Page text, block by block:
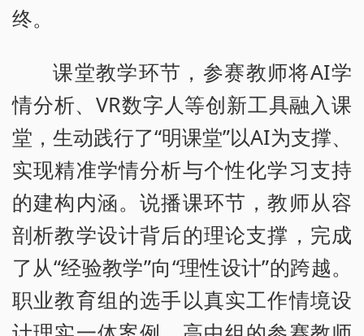
终。
课堂教学环节，参赛教师将AI学
情分析、VR数字人等创新工具融入课
堂，生动践行了“明课堂”以AI为支撑、
实现精准学情分析与个性化学习支持
的建构内涵。说播课环节，教师从容
剖析教学设计背后的理论支撑，完成
了从“经验教学”向“理性设计”的跨越。
职业教育组的选手以真实工作情境设